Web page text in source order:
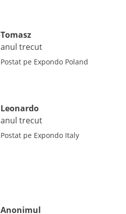
Tomasz
anul trecut
Postat pe Expondo Poland
Leonardo
anul trecut
Postat pe Expondo Italy
Anonimul